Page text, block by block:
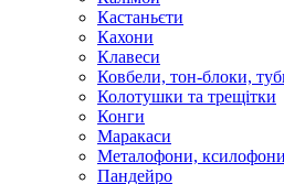
Кастаньєти
Кахони
Клавеси
Ковбели, тон-блоки,
Колотушки та трещітки
Конги
Маракаси
Металофони, ксилофони
Пандейро